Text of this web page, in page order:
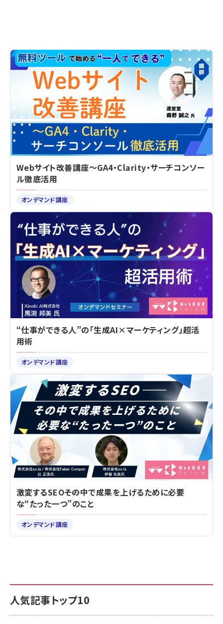
人気記事トップ10
Webサイト改善講座～GA4・Clarity・サーチコンソー
ル徹底活用
オンデマンド講座
“仕事ができる人”の「生成AI×マーケティング」超活
用術
オンデマンド講座
激変するSEO――その中で成果を上げるために必要
な“たった一つ”のこと
オンデマンド講座